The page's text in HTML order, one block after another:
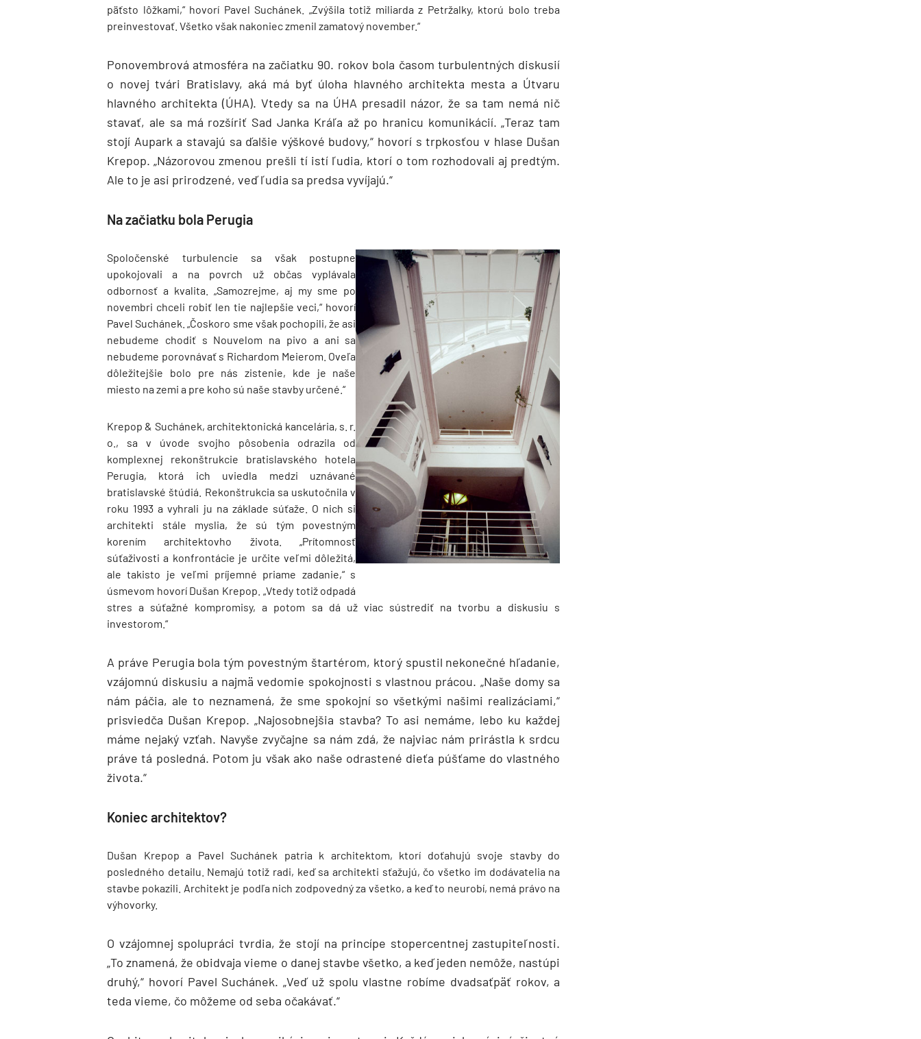
päťsto lôžkami,“ hovorí Pavel Suchánek. „Zvýšila totiž miliarda z Petržalky, ktorú bolo treba
preinvestovať. Všetko však nakoniec zmenil zamatový november.“
Ponovembrová atmosféra na začiatku 90. rokov bola časom turbulentných diskusií
o novej tvári Bratislavy, aká má byť úloha hlavného architekta mesta a Útvaru
hlavného architekta (ÚHA). Vtedy sa na ÚHA presadil názor, že sa tam nemá nič
stavať, ale sa má rozšíriť Sad Janka Kráľa až po hranicu komunikácií. „Teraz tam
stojí Aupark a stavajú sa ďalšie výškové budovy,“ hovorí s trpkosťou v hlase Dušan
Krepop. „Názorovou zmenou prešli tí istí ľudia, ktorí o tom rozhodovali aj predtým.
Ale to je asi prirodzené, veď ľudia sa predsa vyvíjajú.“
Na začiatku bola Perugia
Spoločenské turbulencie sa však postupne
upokojovali a na povrch už občas vyplávala
odbornosť a kvalita. „Samozrejme, aj my sme po
novembri chceli robiť len tie najlepšie veci,“ hovorí
Pavel Suchánek. „Čoskoro sme však pochopili, že asi
nebudeme chodiť s Nouvelom na pivo a ani sa
nebudeme porovnávať s Richardom Meierom. Oveľa
dôležitejšie bolo pre nás zistenie, kde je naše
miesto na zemi a pre koho sú naše stavby určené.“
Krepop & Suchánek, architektonická kancelária, s. r.
o., sa v úvode svojho pôsobenia odrazila od
komplexnej rekonštrukcie bratislavského hotela
Perugia, ktorá ich uviedla medzi uznávané
bratislavské štúdiá. Rekonštrukcia sa uskutočnila v
roku 1993 a vyhrali ju na základe súťaže. O nich si
architekti stále myslia, že sú tým povestným
korením architektovho života. „Prítomnosť
súťaživosti a konfrontácie je určite veľmi dôležitá,
ale takisto je veľmi príjemné priame zadanie,“ s
úsmevom hovorí Dušan Krepop. „Vtedy totiž odpadá
stres a súťažné kompromisy, a potom sa dá už viac sústrediť na tvorbu a diskusiu s
investorom.“
A práve Perugia bola tým povestným štartérom, ktorý spustil nekonečné hľadanie,
vzájomnú diskusiu a najmä vedomie spokojnosti s vlastnou prácou. „Naše domy sa
nám páčia, ale to neznamená, že sme spokojní so všetkými našimi realizáciami,“
prisviedča Dušan Krepop. „Najosobnejšia stavba? To asi nemáme, lebo ku každej
máme nejaký vzťah. Navyše zvyčajne sa nám zdá, že najviac nám prirástla k srdcu
práve tá posledná. Potom ju však ako naše odrastené dieťa púšťame do vlastného
života.“
Koniec architektov?
Dušan Krepop a Pavel Suchánek patria k architektom, ktorí doťahujú svoje stavby do
posledného detailu. Nemajú totiž radi, keď sa architekti sťažujú, čo všetko im dodávatelia na
stavbe pokazili. Architekt je podľa nich zodpovedný za všetko, a keď to neurobí, nemá právo na
výhovorky.
O vzájomnej spolupráci tvrdia, že stojí na princípe stopercentnej zastupiteľnosti.
„To znamená, že obidvaja vieme o danej stavbe všetko, a keď jeden nemôže, nastúpi
druhý,“ hovorí Pavel Suchánek. „Veď už spolu vlastne robíme dvadsaťpäť rokov, a
teda vieme, čo môžeme od seba očakávať.“